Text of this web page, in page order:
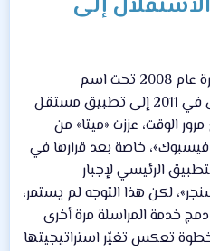
انطلقت خدمة المراسلة لأول مرة عام 2008 تحت اسم
«فيسبوك شات»، قبل أن تتحول في 2011 إلى تطبيق مستقل
الوقت، عززت «ميتا» من
خاصة بعد قرارها في
الرئيسي لإجبار
لكن هذا التوجه لم يستمر،
الشركة في 2023 إلى دمج خدمة المراسلة مرة أخرى
تعكس تغيّر استراتيجيتها